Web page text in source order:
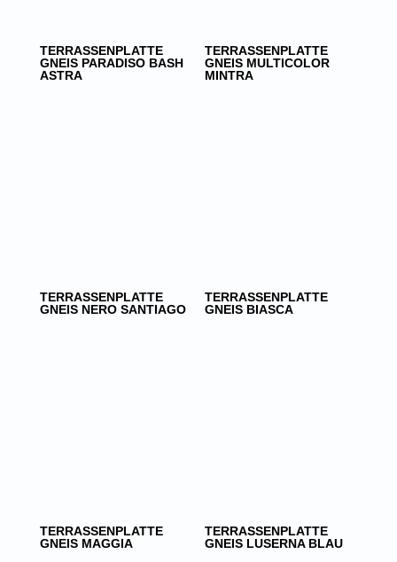
TERRASSENPLATTE
GNEIS PARADISO BASH
ASTRA
TERRASSENPLATTE
GNEIS MULTICOLOR
MINTRA
TERRASSENPLATTE
GNEIS NERO SANTIAGO
TERRASSENPLATTE
GNEIS BIASCA
TERRASSENPLATTE
GNEIS MAGGIA
TERRASSENPLATTE
GNEIS LUSERNA BLAU